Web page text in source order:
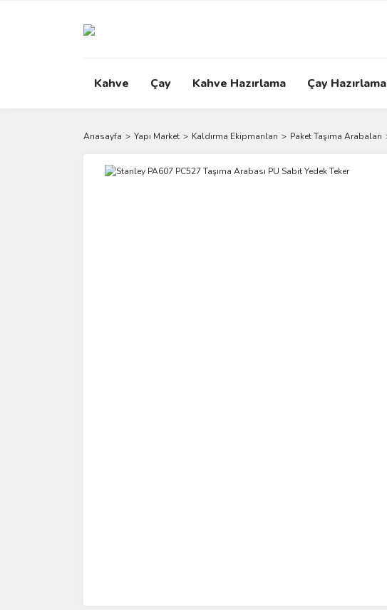
Kahve Çay Kahve Hazırlama Çay Hazırlama
Anasayfa Yapı Market Kaldırma Ekipmanları Paket Taşıma Arabaları